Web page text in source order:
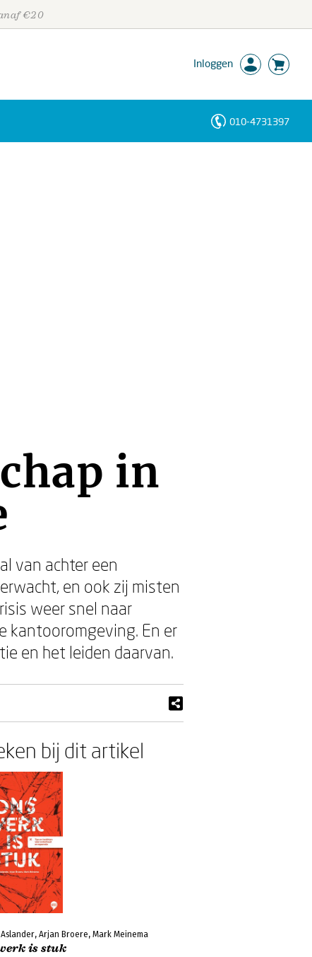
€20
Inloggen
010-4731397
in
van achter een
en ook zij misten
weer snel naar
kantooromgeving. En er
en het leiden daarvan.
bij dit artikel
Arjan Broere, Mark Meinema
is stuk
Personen